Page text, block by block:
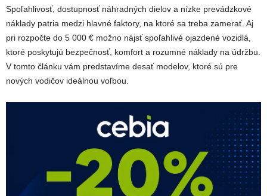
Spoľahlivosť, dostupnosť náhradných dielov a nízke prevádzkové
náklady patria medzi hlavné faktory, na ktoré sa treba zamerať. Aj
pri rozpočte do 5 000 € možno nájsť spoľahlivé ojazdené vozidlá,
ktoré poskytujú bezpečnosť, komfort a rozumné náklady na údržbu.
V tomto článku vám predstavíme desať modelov, ktoré sú pre
nových vodičov ideálnou voľbou.